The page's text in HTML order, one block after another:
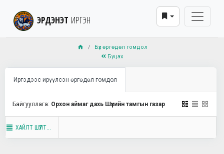
ЭРДЭНЭТ ИРГЭН
Бүх өргөдөл гомдол
Буцах
Иргэдээс ирүүлсэн өргөдөл гомдол
Байгууллага: Орхон аймаг дахь Шүүхийн тамгын газар
ХАЙЛТ ШҮҮЛТ...